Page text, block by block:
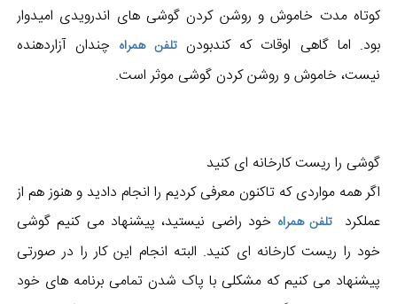
کوتاه مدت خاموش و روشن کردن گوشی های اندرویدی امیدوار
بود. اما گاهی اوقات که کندبودن​تلفن همراه چندان آزاردهنده
نیست، خاموش و روشن کردن گوشی موثر است.
گوشی را ریست کارخانه ای کنید
اگر همه مواردی که تاکنون معرفی کردیم را انجام دادید و هنوز هم از
عملکرد
تلفن همراه خود راضی نیستید، پیشنهاد می کنیم گوشی
خود را ریست کارخانه ای کنید. البته انجام این کار را در صورتی
پیشنهاد می کنیم که مشکلی با پاک شدن تمامی برنامه های خود